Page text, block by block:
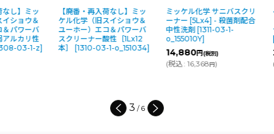
【廃番・再入荷なし】ミッ
ケル化学（旧スイショウ＆
ユーホー）エコ＆パワーバ
スクリーナー酸性［1Lx12
本］ [1310-03-1-o_151034]
ミッケル化学 サニバスクリ
ーナー [5Lx4] - 殺菌剤配合
中性洗剤
1311-03-1-
o_155010Y
14,880円
)
ペンギンワッ
ッシュ 中性
合業務用バス
2449-03-1-
3 / 6